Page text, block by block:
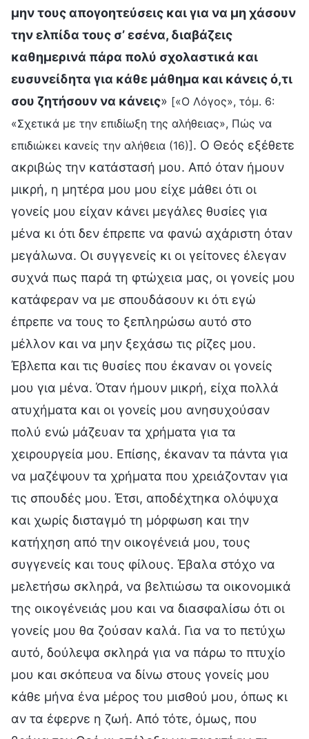
μην τους απογοητεύσεις και για να µη χάσουν
την ελπίδα τους σ’ εσένα, διαβάζεις
καθημερινά πάρα πολύ σχολαστικά και
ευσυνείδητα για κάθε μάθημα και κάνεις ό,τι
σου ζητήσουν να κάνεις» [«Ο Λόγος», τόμ. 6:
«Σχετικά με την επιδίωξη της αλήθειας», Πώς να
επιδιώκει κανείς την αλήθεια (16)]. Ο Θεός εξέθετε
ακριβώς την κατάστασή μου. Από όταν ήμουν
μικρή, η μητέρα μου μου είχε μάθει ότι οι
γονείς μου είχαν κάνει μεγάλες θυσίες για
μένα κι ότι δεν έπρεπε να φανώ αχάριστη όταν
μεγάλωνα. Οι συγγενείς κι οι γείτονες έλεγαν
συχνά πως παρά τη φτώχεια μας, οι γονείς μου
κατάφεραν να με σπουδάσουν κι ότι εγώ
έπρεπε να τους το ξεπληρώσω αυτό στο
μέλλον και να μην ξεχάσω τις ρίζες μου.
Έβλεπα και τις θυσίες που έκαναν οι γονείς
μου για μένα. Όταν ήμουν μικρή, είχα πολλά
ατυχήματα και οι γονείς μου ανησυχούσαν
πολύ ενώ μάζευαν τα χρήματα για τα
χειρουργεία μου. Επίσης, έκαναν τα πάντα για
να μαζέψουν τα χρήματα που χρειάζονταν για
τις σπουδές μου. Έτσι, αποδέχτηκα ολόψυχα
και χωρίς δισταγμό τη μόρφωση και την
κατήχηση από την οικογένειά μου, τους
συγγενείς και τους φίλους. Έβαλα στόχο να
μελετήσω σκληρά, να βελτιώσω τα οικονομικά
της οικογένειάς μου και να διασφαλίσω ότι οι
γονείς μου θα ζούσαν καλά. Για να το πετύχω
αυτό, δούλεψα σκληρά για να πάρω το πτυχίο
μου και σκόπευα να δίνω στους γονείς μου
κάθε μήνα ένα μέρος του μισθού μου, όπως κι
αν τα έφερνε η ζωή. Από τότε, όμως, που